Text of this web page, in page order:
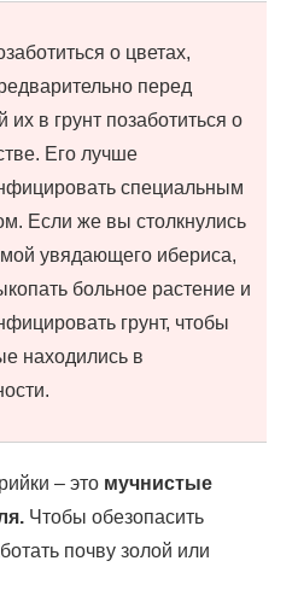
о цветах,
перед
их в грунт позаботиться о
Его лучше
специальным
Если же вы столкнулись
увядающего ибериса,
больное растение и
грунт, чтобы
находились в
– это мучнистые
Чтобы обезопасить
почву золой или